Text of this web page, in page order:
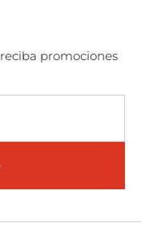
promociones